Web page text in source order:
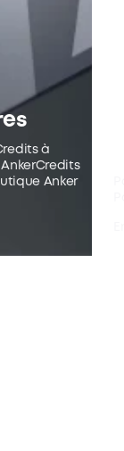
à
Anker